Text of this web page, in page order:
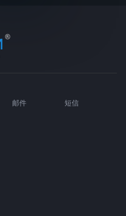
邮件
短信